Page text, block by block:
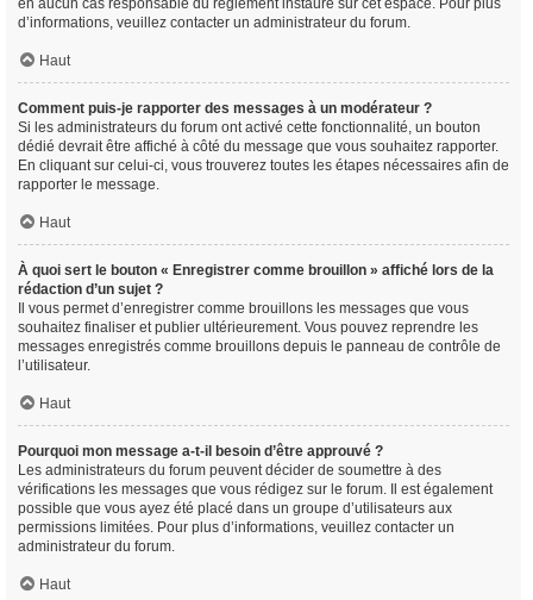
en aucun cas responsable du règlement instauré sur cet espace. Pour plus
d’informations, veuillez contacter un administrateur du forum.
Haut
Comment puis-je rapporter des messages à un modérateur ?
Si les administrateurs du forum ont activé cette fonctionnalité, un bouton
dédié devrait être affiché à côté du message que vous souhaitez rapporter.
En cliquant sur celui-ci, vous trouverez toutes les étapes nécessaires afin de
rapporter le message.
Haut
À quoi sert le bouton « Enregistrer comme brouillon » affiché lors de la
rédaction d’un sujet ?
Il vous permet d’enregistrer comme brouillons les messages que vous
souhaitez finaliser et publier ultérieurement. Vous pouvez reprendre les
messages enregistrés comme brouillons depuis le panneau de contrôle de
l’utilisateur.
Haut
Pourquoi mon message a-t-il besoin d’être approuvé ?
Les administrateurs du forum peuvent décider de soumettre à des
vérifications les messages que vous rédigez sur le forum. Il est également
possible que vous ayez été placé dans un groupe d’utilisateurs aux
permissions limitées. Pour plus d’informations, veuillez contacter un
administrateur du forum.
Haut